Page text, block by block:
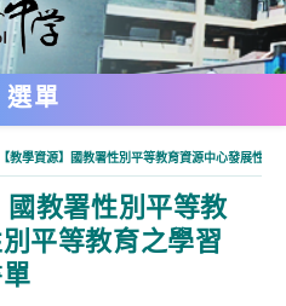
選單
教學資源】國教署性別平等教育資源中心發展性別
國教署性別平等教
平等教育之學習